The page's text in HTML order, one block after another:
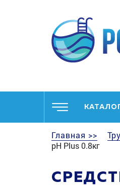
Главная >>
pH Plus 0.8кг